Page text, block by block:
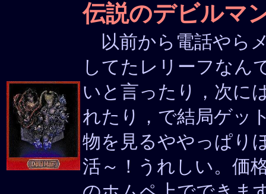
伝説のデビルマ
以前から電話やら
してたレリーフなん
いと言ったり，次に
れたり，で結局ゲッ
物を見るややっぱり
活～！うれしい。価